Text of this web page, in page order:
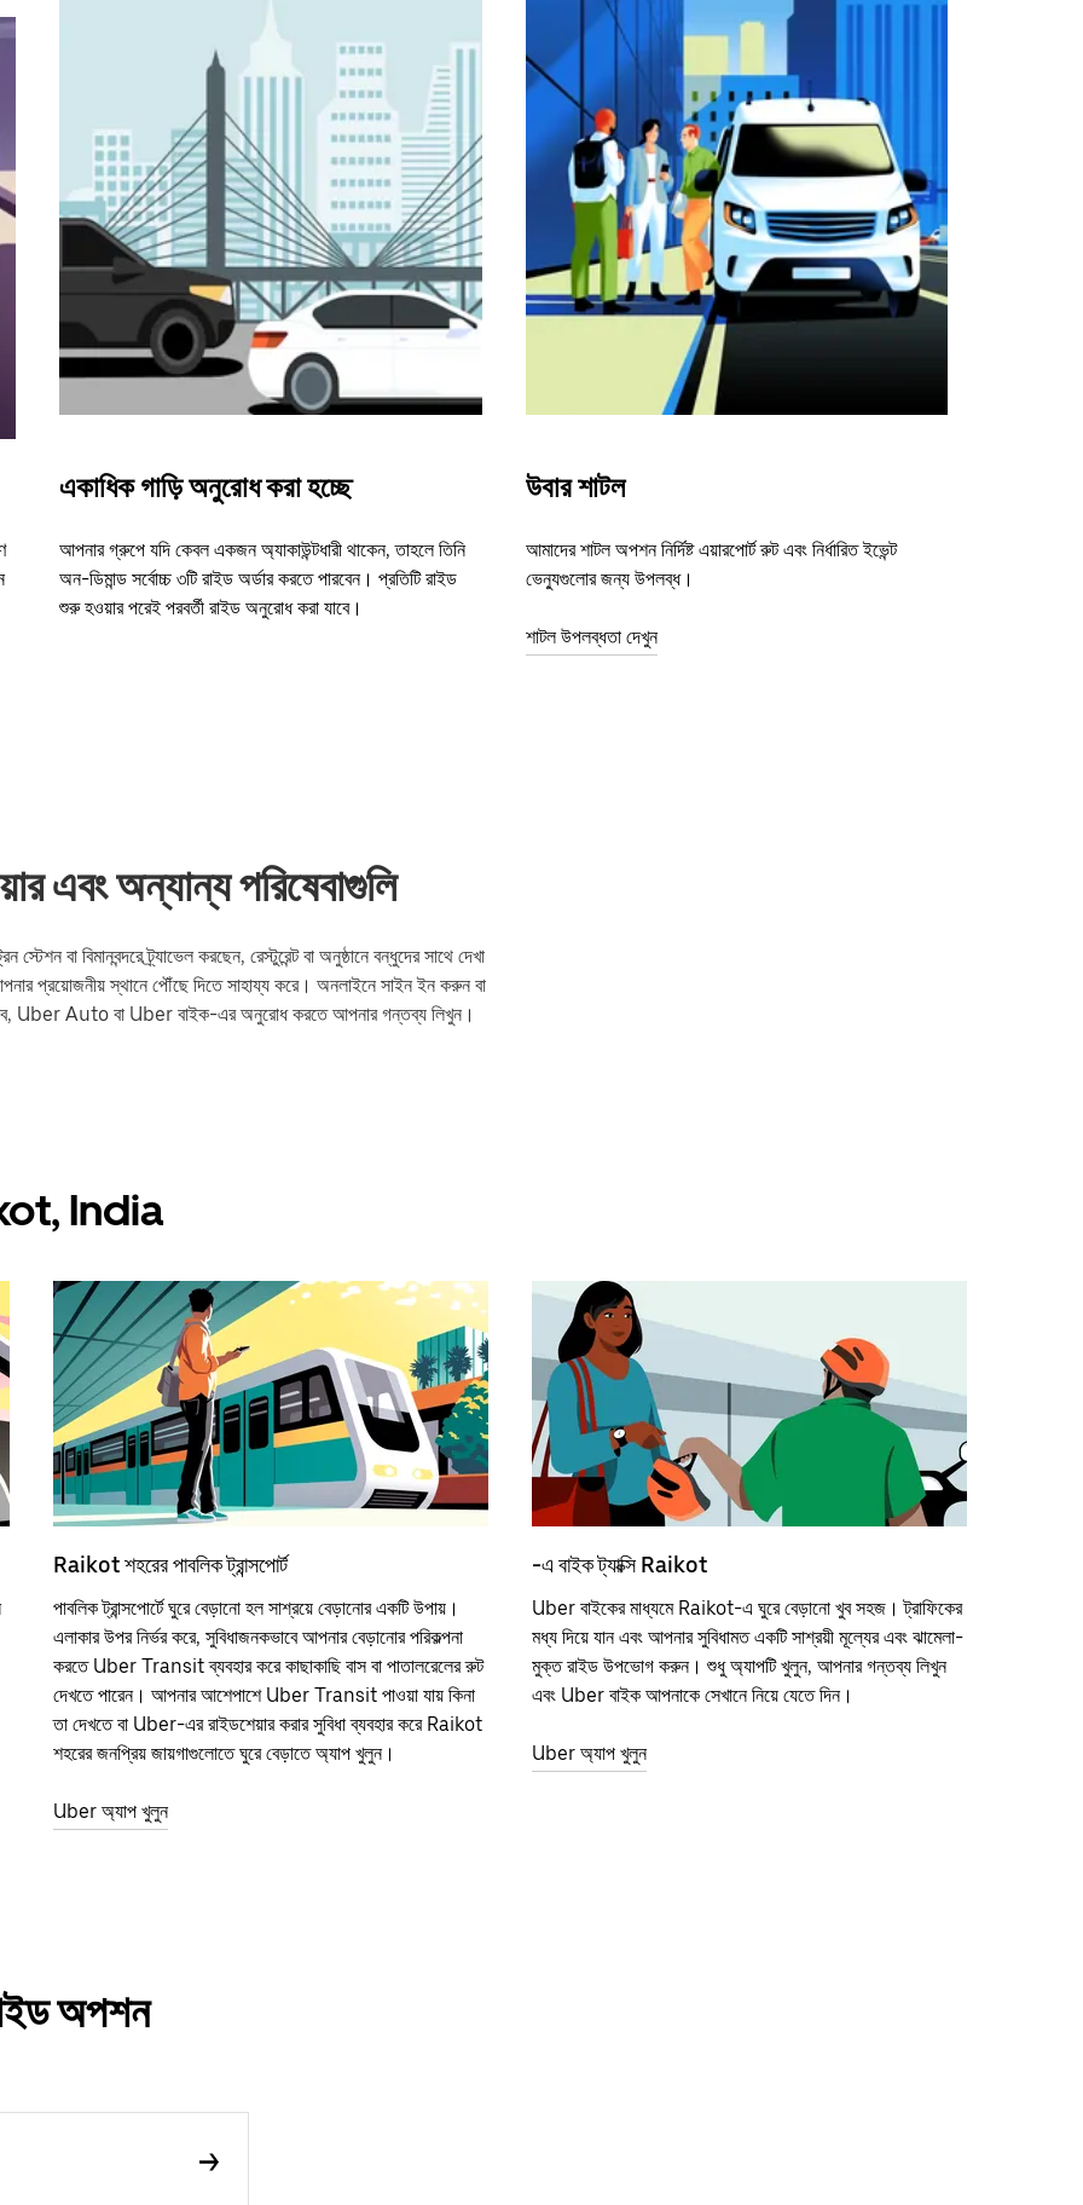
একাধিক গাড়ি অনুরোধ করা হচ্ছে
আপনার গ্রুপে যদি কেবল একজন অ্যাকাউন্টধারী থাকেন, তাহলে তিনি
অন-ডিমান্ড সর্বোচ্চ ৩টি রাইড অর্ডার করতে পারবেন। প্রতিটি রাইড
শুরু হওয়ার পরেই পরবর্তী রাইড অনুরোধ করা যাবে।
উবার শাটল
আমাদের শাটল অপশন নির্দিষ্ট এয়ারপোর্ট রুট এবং নির্ধারিত ইভেন্ট
ভেন্যুগুলোর জন্য উপলব্ধ।
শাটল উপলব্ধতা দেখুন
অন্যান্য পরিষেবাগুলি
বিমানবন্দরে ট্র্যাভেল করছেন, রেস্টুরেন্ট বা অনুষ্ঠানে বন্ধুদের সাথে দেখা
স্থানে পৌঁছে দিতে সাহায্য করে। অনলাইনে সাইন ইন করুন বা
Uber Auto বা Uber বাইক-এর অনুরোধ করতে আপনার গন্তব্য লিখুন।
India
Raikot শহরের পাবলিক ট্রান্সপোর্ট
পাবলিক ট্রান্সপোর্টে ঘুরে বেড়ানো হল সাশ্রয়ে বেড়ানোর একটি উপায়।
এলাকার উপর নির্ভর করে, সুবিধাজনকভাবে আপনার বেড়ানোর পরিকল্পনা
করতে Uber Transit ব্যবহার করে কাছাকাছি বাস বা পাতালরেলের রুট
দেখতে পারেন। আপনার আশেপাশে Uber Transit পাওয়া যায় কিনা
তা দেখতে বা Uber-এর রাইডশেয়ার করার সুবিধা ব্যবহার করে Raikot
শহরের জনপ্রিয় জায়গাগুলোতে ঘুরে বেড়াতে অ্যাপ খুলুন।
Uber অ্যাপ খুলুন
-এ বাইক ট্যাক্সি Raikot
Uber বাইকের মাধ্যমে Raikot-এ ঘুরে বেড়ানো খুব সহজ। ট্রাফিকের
মধ্য দিয়ে যান এবং আপনার সুবিধামত একটি সাশ্রয়ী মূল্যের এবং ঝামেলা-
মুক্ত রাইড উপভোগ করুন। শুধু অ্যাপটি খুলুন, আপনার গন্তব্য লিখুন
এবং Uber বাইক আপনাকে সেখানে নিয়ে যেতে দিন।
Uber অ্যাপ খুলুন
অপশন